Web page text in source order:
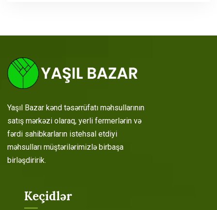
Yaşıl Bazar kənd təsərrüfatı məhsullarının
satış mərkəzi olaraq, yerli fermerlərin və
fərdi sahibkarların istehsal etdiyi
məhsulları müştərilərimizlə birbaşa
birləşdiririk.
Keçidlər